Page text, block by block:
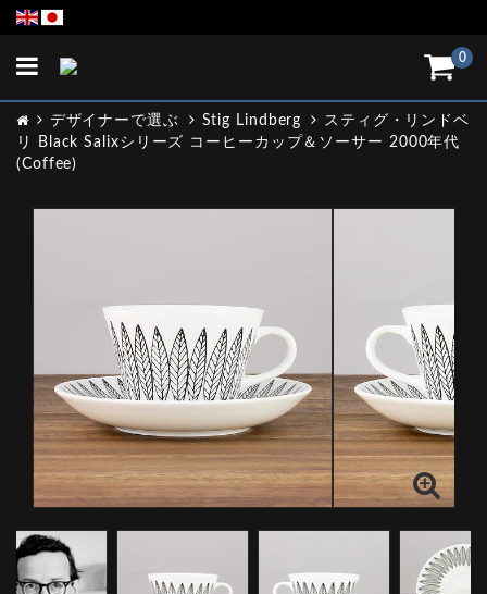
0
Toggle
デザイナーで選ぶ Stig Lindberg
スティグ・リンドベ
リ Black Salixシリーズ コーヒーカップ＆ソーサー 2000年代
(Coffee)